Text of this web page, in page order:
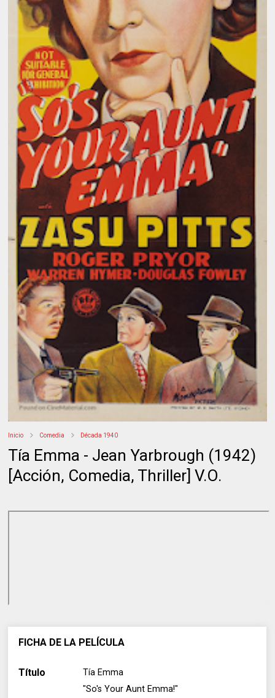
Inicio Comedia Década 1940
Tía Emma - Jean Yarbrough (1942)
[Acción, Comedia, Thriller] V.O.
FICHA DE LA PELÍCULA
Título
Tía Emma
"So's Your Aunt Emma!"